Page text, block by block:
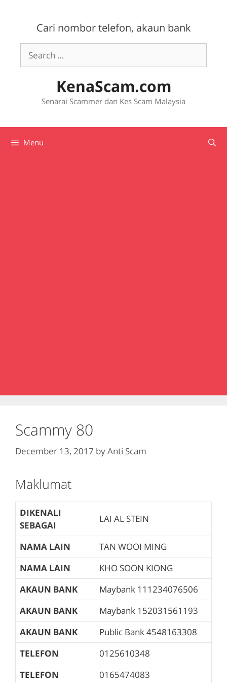
Cari nombor telefon, akaun bank
Search
for:
KenaScam.com
Senarai Scammer dan Kes Scam Malaysia
Menu
Scammy 80
December 13, 2017 byAnti Scam
Maklumat
DIKENALI
SEBAGAI
LAI AL STEIN
NAMA LAIN
TAN WOOI MING
NAMA LAIN
KHO SOON KIONG
AKAUN BANK
Maybank 111234076506
AKAUN BANK
Maybank 152031561193
AKAUN BANK
Public Bank 4548163308
TELEFON
0125610348
TELEFON
0165474083